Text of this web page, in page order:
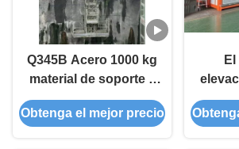
Q345B Acero 1000 kg
material de soporte y
elevador de elevación
de piñón para túnel
Obtenga el mejor precio
de